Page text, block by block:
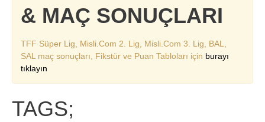
& MAÇ SONUÇLARI
TFF Süper Lig, Misli.Com 2. Lig, Misli.Com 3. Lig, BAL,
SAL maç sonuçları, Fikstür ve Puan Tabloları için burayı
tıklayın
TAGS;